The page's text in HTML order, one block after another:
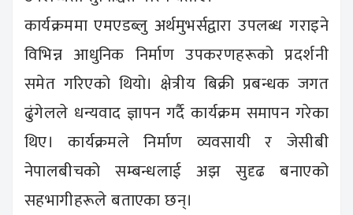
कार्यक्रममा एमएडब्लु अर्थमुभर्सद्वारा उपलब्ध गराइने
विभिन्न आधुनिक निर्माण उपकरणहरूको प्रदर्शनी
समेत गरिएको थियो। क्षेत्रीय बिक्री प्रबन्धक जगत
ढुंगेलले धन्यवाद ज्ञापन गर्दै कार्यक्रम समापन गरेका
थिए। कार्यक्रमले निर्माण व्यवसायी र जेसीबी
नेपालबीचको सम्बन्धलाई अझ सुदृढ बनाएको
सहभागीहरूले बताएका छन्।